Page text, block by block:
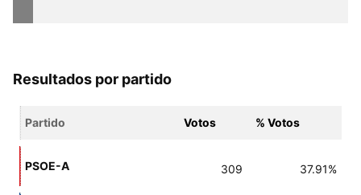
Resultados por partido
Partido Votos % Votos
PSOE-A 309 37.91%